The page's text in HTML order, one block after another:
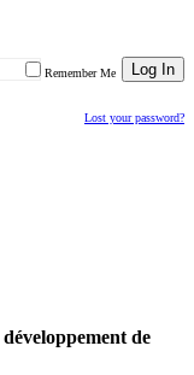
Remember Me
Lost your password?
de